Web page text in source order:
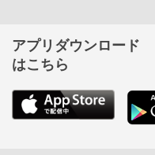
アプリダウンロード
はこちら